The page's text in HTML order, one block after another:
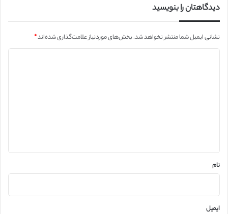
دیدگاهتان را بنویسید
نشانی ایمیل شما منتشر نخواهد شد.بخش‌های موردنیاز علامت‌گذاری شده‌اند*
نام
ایمیل